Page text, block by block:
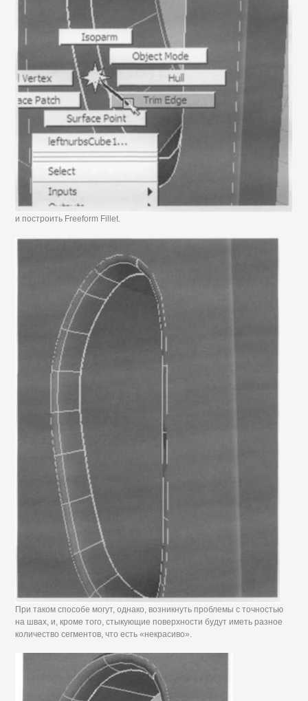
и построить Freeform Fillet.
При таком способе могут, однако, возникнуть проблемы с точностью
на швах, и, кроме того, стыкующие поверхности будут иметь разное
количество сегментов, что есть «некрасиво».